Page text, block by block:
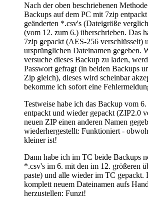
Nach der oben beschriebenen
Backups auf dem PC mit 7zip
geänderten *.csv's (Dateigröße
(vom 12. zum 6.) überschrieben. Das
7zip gepackt (AES-256 verschlüsselt)
ursprünglichen Dateinamen gegeben.
versuche dieses Backup zu laden,
Passwort gefragt (in beiden Backups
Zip gleich), dieses wird scheinbar
bekomme ich sofort eine
Testweise habe ich das Backup vom
entpackt und wieder gepackt (ZIP2.0
neuen ZIP einen anderen Namen
wiederhergestellt: Funktioniert -
kleiner ist!
Dann habe ich im TC beide Backups
*.csv's im 6. mit den im 12. größeren
paste) und alle wieder im TC gepackt.
komplett neuem Dateinamen aufs
herzustellen: Funzt!